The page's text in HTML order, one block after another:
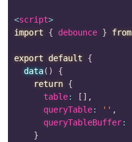
<script>
import { debounce } from
export default {
data( )
{
return {
      table
: [ ] ,
      queryTable
: '' ,
      queryTableBuffer
:
}